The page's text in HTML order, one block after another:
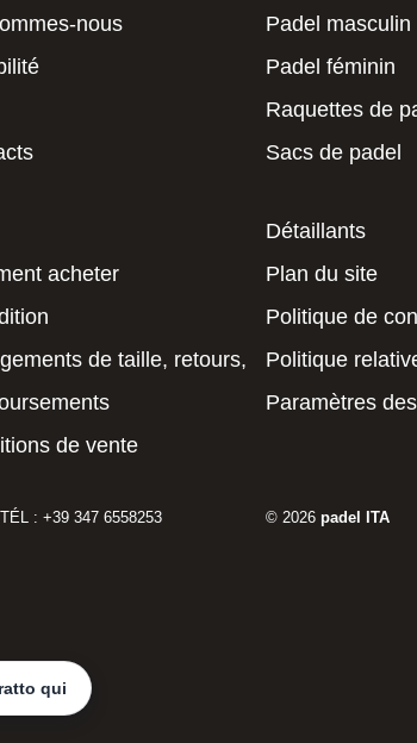
nous
Padel masculin
Padel féminin
Raquettes de
Sacs de padel
acheter
de taille, retours,
de vente
Détaillants
Plan du site
Politique de
Politique
Paramètres
: +39 347 6558253 © 2026 padel ITA
qui